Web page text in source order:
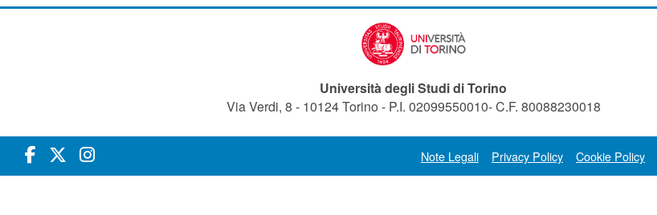
Università degli Studi di Torino
Via Verdi, 8 - 10124 Torino - P.I. 02099550010- C.F. 80088230018
Note Legali Privacy Policy Cookie Policy